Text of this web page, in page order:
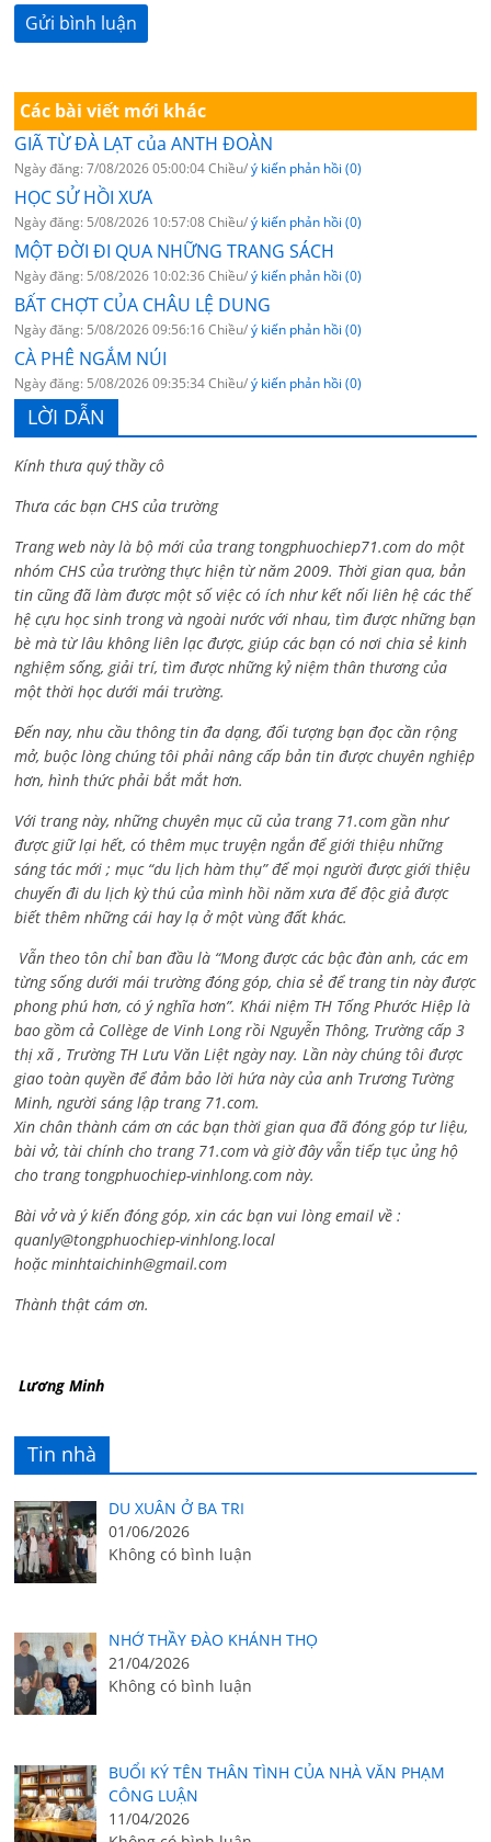
Các bài viết mới khác
GIÃ TỪ ĐÀ LẠT của ANTH ĐOÀN
Ngày đăng: 7/08/2026 05:00:04 Chiều/ý kiến phản hồi (0)
HỌC SỬ HỒI XƯA
Ngày đăng: 5/08/2026 10:57:08 Chiều/ý kiến phản hồi (0)
MỘT ĐỜI ĐI QUA NHỮNG TRANG SÁCH
Ngày đăng: 5/08/2026 10:02:36 Chiều/ý kiến phản hồi (0)
BẤT CHỢT CỦA CHÂU LỆ DUNG
Ngày đăng: 5/08/2026 09:56:16 Chiều/ý kiến phản hồi (0)
CÀ PHÊ NGẮM NÚI
Ngày đăng: 5/08/2026 09:35:34 Chiều/ý kiến phản hồi (0)
LỜI DẪN
Kính thưa quý thầy cô
Thưa các bạn CHS của trường
Trang web này là bộ mới của trang tongphuochiep71.com do một
nhóm CHS của trường thực hiện từ năm 2009. Thời gian qua, bản
tin cũng đã làm được một số việc có ích như kết nối liên hệ các thế
hệ cựu học sinh trong và ngoài nước với nhau, tìm được những bạn
bè mà từ lâu không liên lạc được, giúp các bạn có nơi chia sẻ kinh
nghiệm sống, giải trí, tìm được những kỷ niệm thân thương của
một thời học dưới mái trường.
Đến nay, nhu cầu thông tin đa dạng, đối tượng bạn đọc cần rộng
mở, buộc lòng chúng tôi phải nâng cấp bản tin được chuyên nghiệp
hơn, hình thức phải bắt mắt hơn.
Với trang này, những chuyên mục cũ của trang 71.com gần như
được giữ lại hết, có thêm mục truyện ngắn để giới thiệu những
sáng tác mới ; mục “du lịch hàm thụ” để mọi người được giới thiệu
chuyến đi du lịch kỳ thú của mình hồi năm xưa để độc giả được
biết thêm những cái hay lạ ở một vùng đất khác.
Vẫn theo tôn chỉ ban đầu là “Mong được các bậc đàn anh, các em
từng sống dưới mái trường đóng góp, chia sẻ để trang tin này được
phong phú hơn, có ý nghĩa hơn”. Khái niệm TH Tống Phước Hiệp là
bao gồm cả Collège de Vinh Long rồi Nguyễn Thông, Trường cấp 3
thị xã , Trường TH Lưu Văn Liệt ngày nay. Lần này chúng tôi được
giao toàn quyền để đảm bảo lời hứa này của anh Trương Tường
Minh, người sáng lập trang 71.com.
Xin chân thành cám ơn các bạn thời gian qua đã đóng góp tư liệu,
bài vở, tài chính cho trang 71.com và giờ đây vẫn tiếp tục ủng hộ
cho trang tongphuochiep-vinhlong.com này.
Bài vở và ý kiến đóng góp, xin các bạn vui lòng email về :
quanly@tongphuochiep-vinhlong.local
hoặcminhtaichinh@gmail.com
Thành thật cám ơn.
Lương Minh
Tin nhà
DU XUÂN Ở BA TRI
01/06/2026
Không có bình luận
NHỚ THẦY ĐÀO KHÁNH THỌ
21/04/2026
Không có bình luận
BUỔI KÝ TÊN THÂN TÌNH CỦA NHÀ VĂN PHẠM
CÔNG LUẬN
11/04/2026